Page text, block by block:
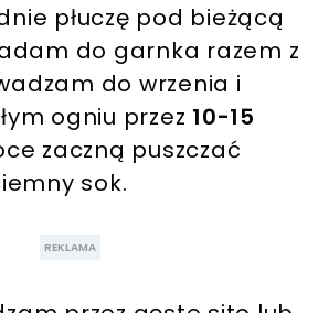
płuczę pod bieżącą
do garnka razem z
do wrzenia i
ogniu przez 10-15
zaczną puszczać
sok.